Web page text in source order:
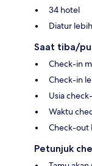
34 hotel
Diatur
Saat tiba/
Check-in
Check-in
Usia
Waktu
Check-out
Petunjuk